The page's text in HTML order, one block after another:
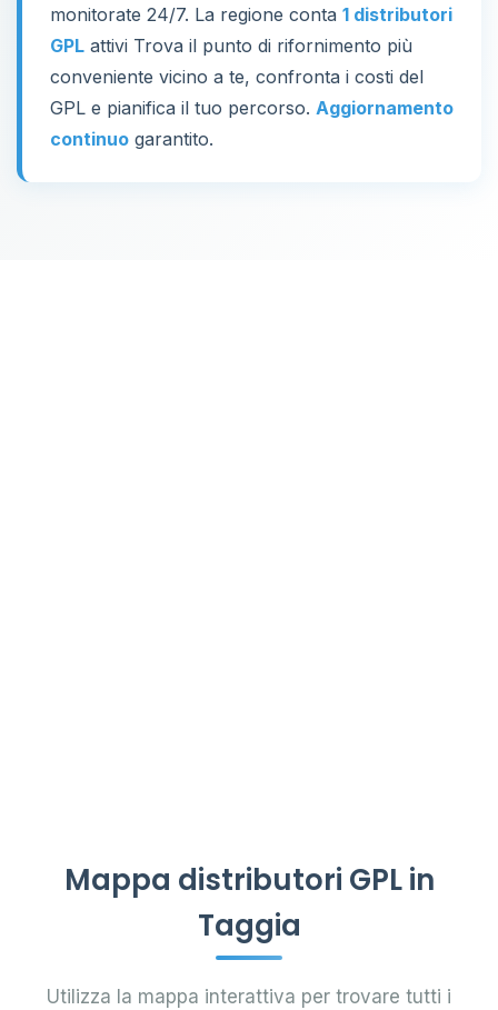
monitorate 24/7. La regione conta 1 distributori
GPL attivi Trova il punto di rifornimento più
conveniente vicino a te, confronta i costi del
GPL e pianifica il tuo percorso. Aggiornamento
continuo garantito.
Mappa distributori GPL in
Taggia
Utilizza la mappa interattiva per trovare tutti i